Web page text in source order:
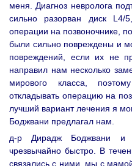
меня. Диагноз невролога
сильно разорван диск L4/
операции на позвоночнике,
были сильно повреждены и
повреждений, если их не
направил нам несколько
мирового класса,
откладывать операцию на
лучший вариант лечения я
Боджвани предлагал нам.
д-р Дирадж Боджвани и
чрезвычайно быстро. В
связались с ними, мы с